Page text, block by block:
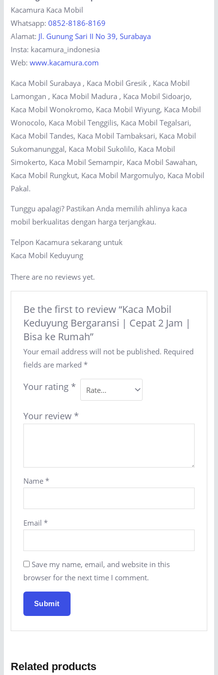
Kacamura Kaca Mobil
Whatsapp:0852-8186-8169
Alamat: Jl. Gunung Sari II No 39, Surabaya
Insta: kacamura_indonesia
Web:www.kacamura.com
Kaca Mobil Surabaya , Kaca Mobil Gresik , Kaca Mobil
Lamongan , Kaca Mobil Madura , Kaca Mobil Sidoarjo,
Kaca Mobil Wonokromo, Kaca Mobil Wiyung, Kaca Mobil
Wonocolo, Kaca Mobil Tenggilis, Kaca Mobil Tegalsari,
Kaca Mobil Tandes, Kaca Mobil Tambaksari, Kaca Mobil
Sukomanunggal, Kaca Mobil Sukolilo, Kaca Mobil
Simokerto, Kaca Mobil Semampir, Kaca Mobil Sawahan,
Kaca Mobil Rungkut, Kaca Mobil Margomulyo, Kaca Mobil
Pakal.
Tunggu apalagi? Pastikan Anda memilih ahlinya kaca
mobil berkualitas dengan harga terjangkau.
Telpon Kacamura sekarang untuk
Kaca Mobil Keduyung
There are no reviews yet.
Be the first to review “Kaca Mobil
Keduyung Bergaransi | Cepat 2 Jam |
Bisa ke Rumah”
Your email address will not be published. Required
fields are marked *
Your rating *
Your review *
Name *
Email *
Save my name, email, and website in this
browser for the next time I comment.
Related products